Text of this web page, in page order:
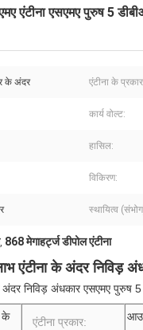
एंटीना एसएमए पुरुष 5
के अंदर एंटीना के
कार्य वोल्ट:
हासिल:
विकिरण:
स्थायित्व
, 868 मेगाहर्ट्ज डीपोल एंटीना
एंटीना के अंदर निविड़
निविड़ अंधकार एसएमए पुरुष 5
के
एंटीना प्रकार: